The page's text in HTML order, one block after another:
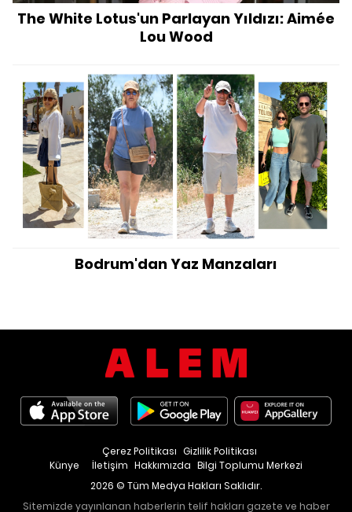
The White Lotus'un Parlayan Yıldızı: Aimée
Lou Wood
Bodrum'dan Yaz Manzaları
Künye İletişim Hakkımızda Bilgi Toplumu Merkezi
Çerez Politikası Gizlilik Politikası
2026 © Tüm Medya Hakları Saklıdır.
Sitemizde yayınlanan haberlerin telif hakları gazete ve haber